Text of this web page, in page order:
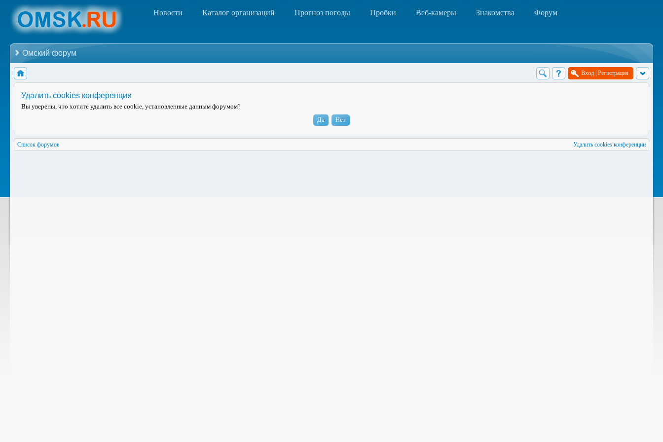
Новости Каталог организаций Прогноз погоды Пробки Веб-камеры Знакомства Форум
Омский форум
Вход Регистрация
Удалить cookies конференции
Вы уверены, что хотите удалить все cookie, установленные данным форумом?
Список форумов Удалить cookies конференции